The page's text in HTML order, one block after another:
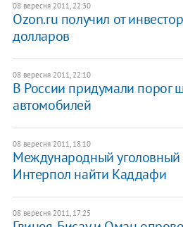
08 вересня 2011, 22:30
Ozon.ru получил от
долларов
08 вересня 2011, 22:10
В России придумали порог
автомобилей
08 вересня 2011, 18:10
Международный уголовный
Интерпол найти Каддафи
08 вересня 2011, 17:25